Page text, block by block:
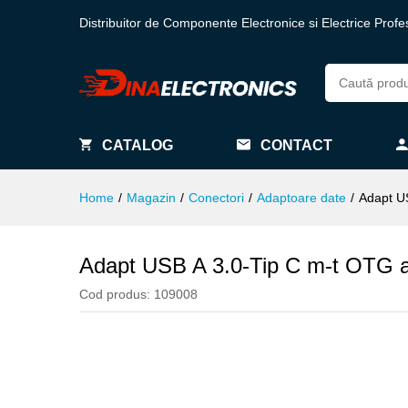
Distribuitor de Componente Electronice si Electrice
CATALOG CONTACT
Home / Magazin / Conectori / Adaptoare date / Adapt
Adapt USB A 3.0-Tip C m-t OTG
Cod produs: 109008